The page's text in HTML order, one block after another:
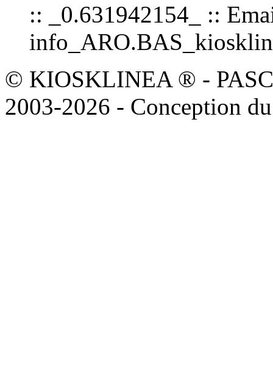
:: _0.631942154_ ::
© KIOSKLINEA ® -
2003-2026 - Conception